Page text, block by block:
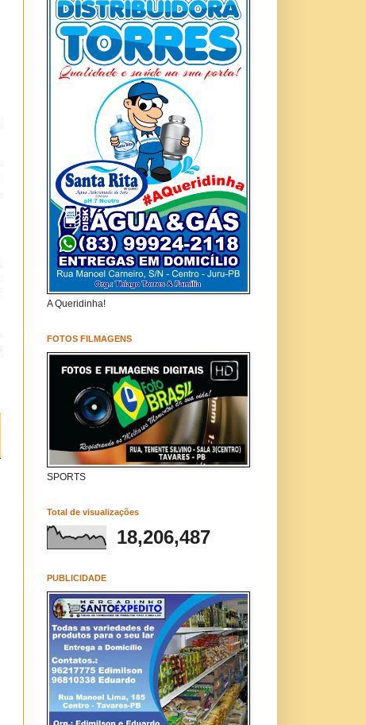
A Queridinha!
FOTOS FILMAGENS
SPORTS
Total de visualizações
18,206,487
PUBLICIDADE